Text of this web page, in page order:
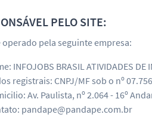
PELO SITE:
operado pela seguinte empresa:
INFOJOBS BRASIL ATIVIDADES
registrais: CNPJ/MF sob o nº
Av. Paulista, nº 2.064 - 16º
pandape@pandape.com.br